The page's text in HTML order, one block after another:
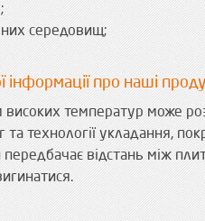
середовищ;
про наші
високих температур може
технології укладання,
передбачає відстань між